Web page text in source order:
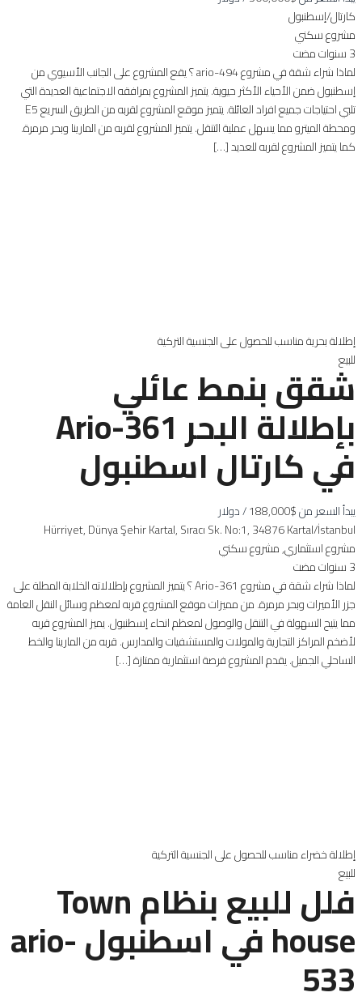
كارتال/إسطنبول
مشروع سكني
3 سنوات مضت
لماذا شراء شقة في مشروع 494-ario ؟ يقع المشروع على الجانب الأسيوي من
إسطنبول ضمن الأحياء الأكثر حيوية. يتميز المشروع بمرافقه الاجتماعية العديدة التي
تلبي احتياجات جميع افراد العائلة. يتميز موقع المشروع لقربه من الطريق السريع E5
ومحطة الميترو مما يسهل عملية التنقل. يتميز المشروع لقربه من المارينا وبحر مرمرة.
كما يتميز المشروع لقربه للعديد […]
إطلالة بحريةمناسب للحصول على الجنسية التركية
للبيع
شقق بنمط عائلي
بإطلالة البحر 361-Ario
في كارتال اسطنبول
يبدأ السعر من$188,000
/ دولار
Hürriyet, Dünya Şehir Kartal, Sıracı Sk. No:1, 34876 Kartal/İstanbul
مشروع استثماري,مشروع سكني
3 سنوات مضت
لماذا شراء شقة في مشروع 361-Ario ؟ يتميز المشروع بإطلالاته الخلابة المطلة على
جزر الأميرات وبحر مرمرة. من مميزات موقع المشروع قربه لمعظم وسائل النقل العامة
مما يتيح السهولة في التنقل والوصول لمعظم انحاء إسطنبول. يميز المشروع قربه
لأضخم المراكز التجارية والمولات والمستشفيات والمدارس. قربه من المارينا والخط
الساحلي الجميل. يقدم المشروع فرصة استثمارية ممتازة […]
إطلالة خضراءمناسب للحصول على الجنسية التركية
للبيع
فلل للبيع بنظام Town
house في اسطنبول ario-
533